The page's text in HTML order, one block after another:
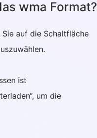
wma Format?
Sie auf die Schaltfläche
ist
um die